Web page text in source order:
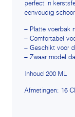
perfect in
eenvoudig
– Platte voerbak
– Comfortabel
– Geschikt voor
– Zwaar model
Inhoud 200 ML
Afmetingen: 16